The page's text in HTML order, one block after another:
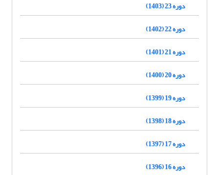
دوره 23 (1403)
دوره 22 (1402)
دوره 21 (1401)
دوره 20 (1400)
دوره 19 (1399)
دوره 18 (1398)
دوره 17 (1397)
دوره 16 (1396)